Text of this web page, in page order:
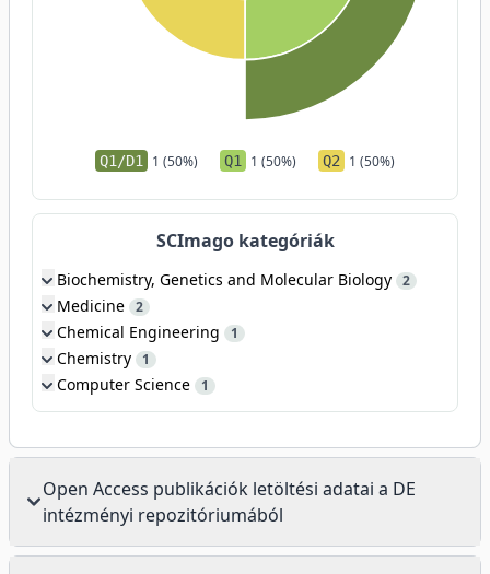
Q1/D1 1 (50%) Q1 1 (50%) Q2 1 (50%)
SCImago kategóriák
Biochemistry, Genetics and Molecular Biology 2
Medicine 2
Chemical Engineering 1
Chemistry 1
Computer Science 1
Open Access publikációk letöltési adatai a DE
intézményi repozitóriumából